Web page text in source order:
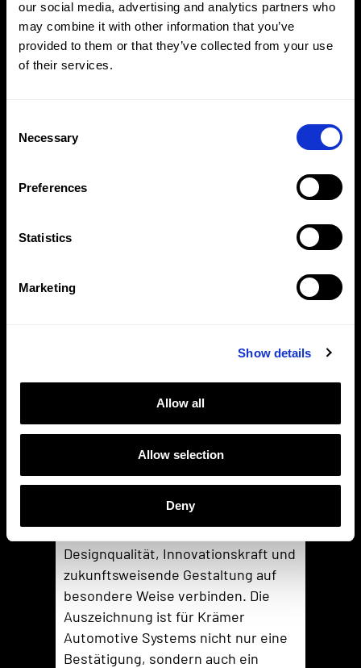
our social media, advertising and analytics partners who
may combine it with other information that you’ve
provided to them or that they’ve collected from your use
of their services.
Selection
Necessary
Preferences
Statistics
Marketing
Show details
Allow all
Allow selection
Deny
entwickelt Krämer Automotive
Systems digitale Infotainment- und
Cockpitlösungen für renommierte
Bedienkonzepte, eine prägnante
Zuverlässigkeit – Made in
begleitet das Unternehmen
Software-Engineering bis hin zur
Industrialisierungskompetenz. Mit
dem German Design Award 2026
wird diese integrierte
international gewürdigt.
Die Jury des Rats für Formgebung
zeichnet jene Projekte aus, die
Designqualität, Innovationskraft und
zukunftsweisende Gestaltung auf
besondere Weise verbinden. Die
Auszeichnung ist für Krämer
Automotive Systems nicht nur eine
Bestätigung, sondern auch ein